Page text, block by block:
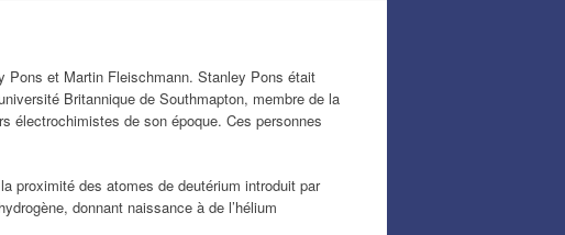
Pons et Martin Fleischmann. Stanley Pons était
Britannique de Southmapton, membre de la
électrochimistes de son époque. Ces personnes
proximité des atomes de deutérium introduit par
donnant naissance à de l’hélium